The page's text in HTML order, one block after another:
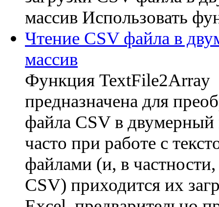
массив Использовать
Чтение CSV файла в
массив
Функция TextFile2Array
предназначена для
файла CSV в
часто при работе с
файлами (и, в
CSV) приходится их